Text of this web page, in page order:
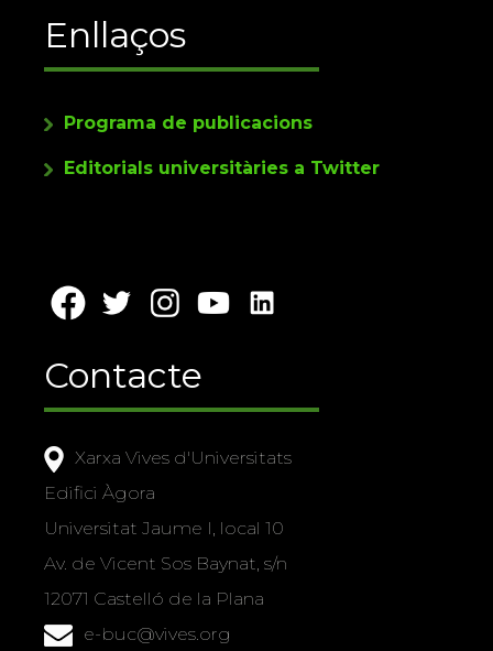
Enllaços
Programa de publicacions
Editorials universitàries a Twitter
Contacte
Xarxa Vives d'Universitats
Edifici Àgora
Universitat Jaume I, local 10
Av. de Vicent Sos Baynat, s/n
12071 Castelló de la Plana
e-buc@vives.org